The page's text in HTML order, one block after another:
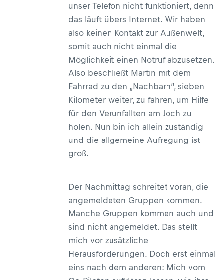
unser Telefon nicht funktioniert, denn
das läuft übers Internet. Wir haben
also keinen Kontakt zur Außenwelt,
somit auch nicht einmal die
Möglichkeit einen Notruf abzusetzen.
Also beschließt Martin mit dem
Fahrrad zu den „Nachbarn“, sieben
Kilometer weiter, zu fahren, um Hilfe
für den Verunfallten am Joch zu
holen. Nun bin ich allein zuständig
und die allgemeine Aufregung ist
groß.
Der Nachmittag schreitet voran, die
angemeldeten Gruppen kommen.
Manche Gruppen kommen auch und
sind nicht angemeldet. Das stellt
mich vor zusätzliche
Herausforderungen. Doch erst einmal
eins nach dem anderen: Mich vom